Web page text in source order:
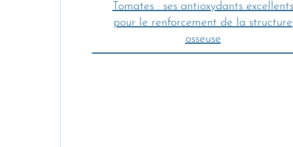
Tomates : ses antioxydants excellents
pour le renforcement de la structure
osseuse